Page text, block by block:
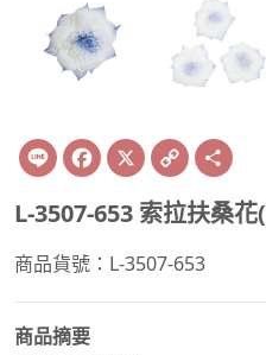
Line Facebook
X Copy
Link
L-3507-653 索拉扶桑
商品貨號：L-3507-653
商品摘要